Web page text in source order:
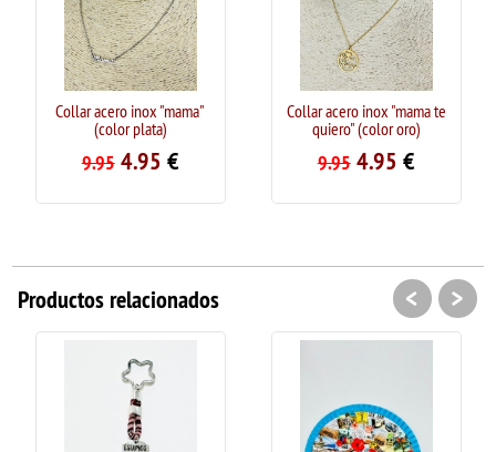
Collar acero inox "mama"
(color plata)
9.95 4.95 €
Collar acero inox "mama te
quiero" (color oro)
9.95 4.95 €
Productos relacionados < >